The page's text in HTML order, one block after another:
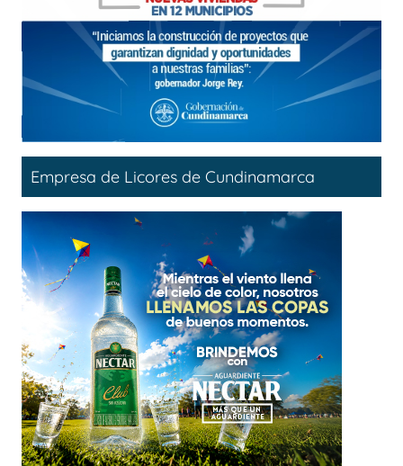
Empresa de Licores de Cundinamarca